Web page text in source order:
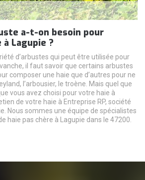
a-t-on besoin pour
Lagupie ?
d’arbustes qui peut être utilisée pour
il faut savoir que certains arbustes
composer une haie que d’autres pour ne
l’arbousier, le troène. Mais quel que
vous avez choisi pour votre haie à
de votre haie à Entreprise RP, société
Nous sommes une équipe de spécialistes
haie pas chère à Lagupie dans le 47200.